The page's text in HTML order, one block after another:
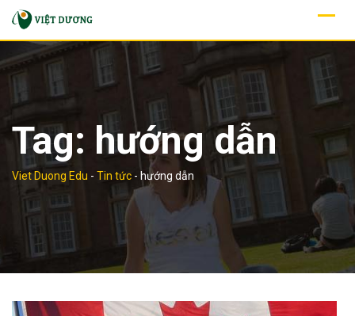
Skip
content
Tag: hướng dẫn
Viet Duong Edu - Tin tức - hướng dẫn